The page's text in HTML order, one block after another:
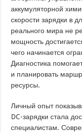
аккумуляторной
скорости зарядки в
реального мира не
мощность
чего начинается
Диагностика
и планировать
ресурсы.
Личный опыт
DC-зарядки стала
специалистам.